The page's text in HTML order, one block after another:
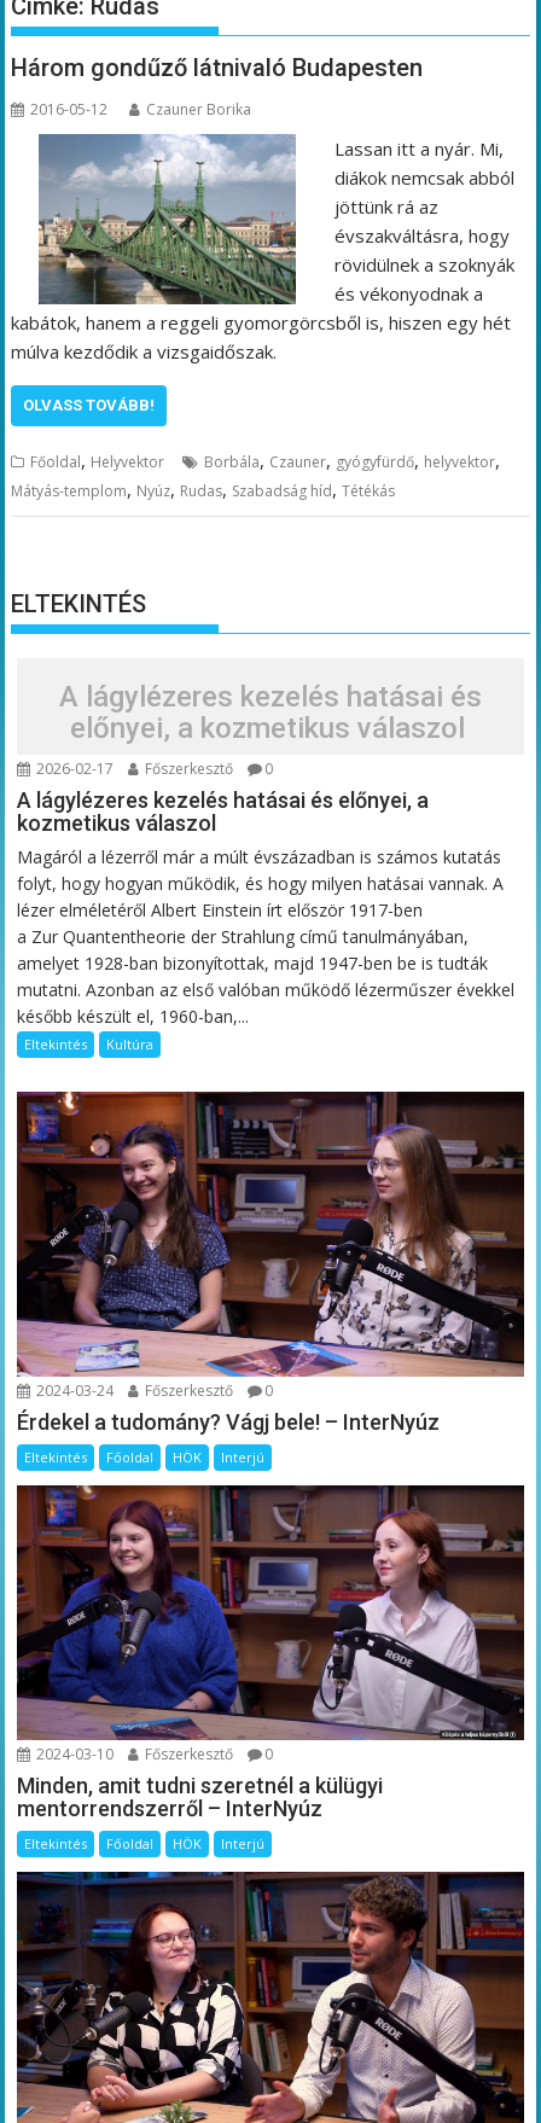
Címke: Rudas
Három gondűző látnivaló Budapesten
2016-05-12 Czauner Borika
Lassan itt a nyár. Mi,
diákok nemcsak abból
jöttünk rá az
évszakváltásra, hogy
rövidülnek a szoknyák
és vékonyodnak a
kabátok, hanem a reggeli gyomorgörcsből is, hiszen egy hét
múlva kezdődik a vizsgaidőszak.
OLVASS TOVÁBB!
Főoldal, Helyvektor Borbála, Czauner, gyógyfürdő, helyvektor,
Mátyás-templom, Nyúz, Rudas, Szabadság híd,Tétékás
ELTEKINTÉS
A lágylézeres kezelés hatásai és
előnyei, a kozmetikus válaszol
2026-02-17 Főszerkesztő 0
A lágylézeres kezelés hatásai és előnyei, a
kozmetikus válaszol
Magáról a lézerről már a múlt évszázadban is számos kutatás
folyt, hogy hogyan működik, és hogy milyen hatásai vannak. A
lézer elméletéről Albert Einstein írt először 1917-ben
a Zur Quantentheorie der Strahlung című tanulmányában,
amelyet 1928-ban bizonyítottak, majd 1947-ben be is tudták
mutatni. Azonban az első valóban működő lézerműszer évekkel
később készült el, 1960-ban,...
Eltekintés Kultúra
2024-03-24 Főszerkesztő 0
Érdekel a tudomány? Vágj bele! – InterNyúz
Eltekintés Főoldal HÖK Interjú
2024-03-10 Főszerkesztő 0
Minden, amit tudni szeretnél a külügyi
mentorrendszerről – InterNyúz
Eltekintés Főoldal HÖK Interjú